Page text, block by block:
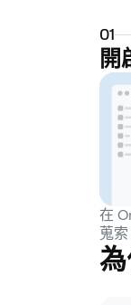
01
開
在
蒐索